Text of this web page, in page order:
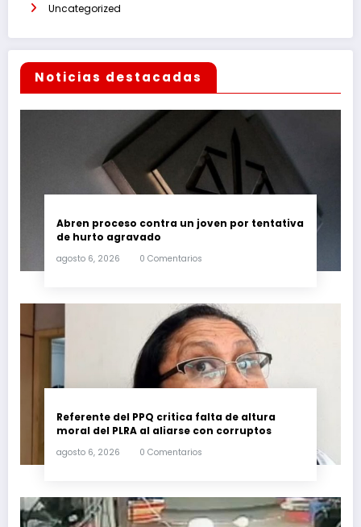
Uncategorized
Noticias destacadas
Abren proceso contra un joven por tentativa
de hurto agravado
agosto 6, 2026 0 Comentarios
Referente del PPQ critica falta de altura
moral del PLRA al aliarse con corruptos
agosto 6, 2026 0 Comentarios